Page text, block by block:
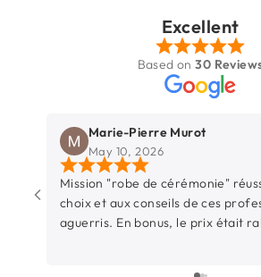
Facebook
Excellent
Based on 30
Marie-Pierre Murot
May 10, 2026
Mission "robe de cérémonie"
choix et aux conseils de ces
aguerris. En bonus, le prix était